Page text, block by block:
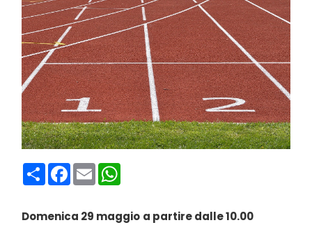
CondividiFacebook
Email
Domenica 29 maggio a partire dalle 10.00